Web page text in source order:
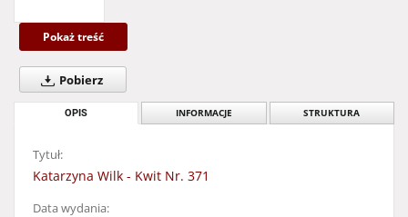
Pokaż treść
Pobierz
OPIS INFORMACJE STRUKTURA
Tytuł:
Katarzyna Wilk - Kwit Nr. 371
Data wydania: